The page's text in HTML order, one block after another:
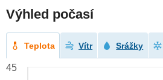
Výhled počasí
Teplota Vítr Srážky
45